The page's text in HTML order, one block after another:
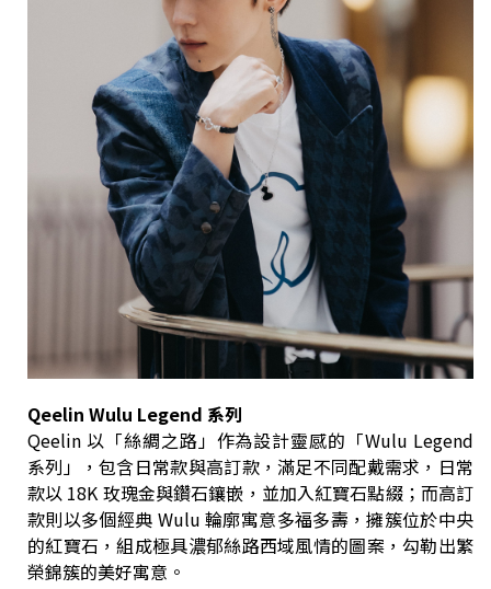
Qeelin Wulu Legend 系列
Qeelin 以「絲綢之路」作為設計靈感的「Wulu Legend
系列」，包含日常款與高訂款，滿足不同配戴需求，日常
款以 18K 玫瑰金與鑽石鑲嵌，並加入紅寶石點綴；而高訂
款則以多個經典 Wulu 輪廓寓意多福多壽，擁簇位於中央
的紅寶石，組成極具濃郁絲路西域風情的圖案，勾勒出繁
榮錦簇的美好寓意。